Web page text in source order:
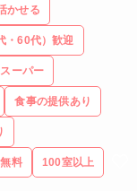
かせる
・60代）歓迎
ーパー
食事の提供あり
料 100室以上